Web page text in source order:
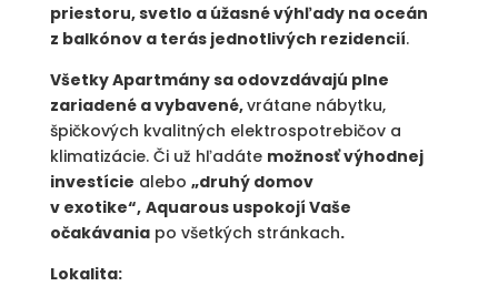
priestoru, svetlo a úžasné výhľady na oceán
z balkónov a terás jednotlivých rezidencií.
Všetky Apartmány sa odovzdávajú plne
zariadené a vybavené,vrátane nábytku,
špičkových kvalitných elektrospotrebičov a
klimatizácie. Či už hľadáte možnosť výhodnej
investície alebo „druhý domov
v exotike“, Aquarous uspokojí Vaše
očakávaniapo všetkých stránkach.
Lokalita: